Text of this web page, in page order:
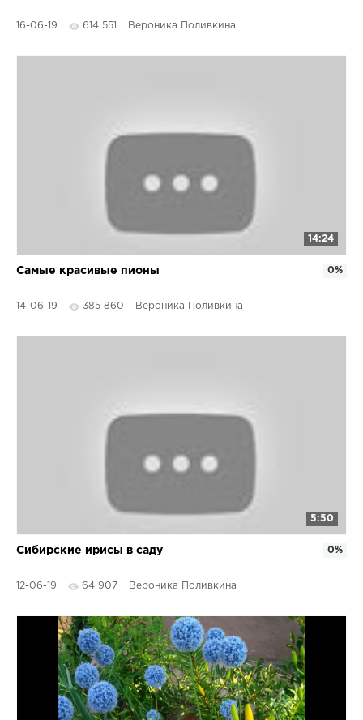
16-06-19 614 551 Вероника Поливкина
14:24
Самые красивые пионы
14-06-19 385 860 Вероника Поливкина
0%
5:50
Сибирские ирисы в саду
12-06-19 64 907 Вероника Поливкина
0%